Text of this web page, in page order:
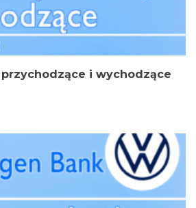
przychodzące i wychodzące